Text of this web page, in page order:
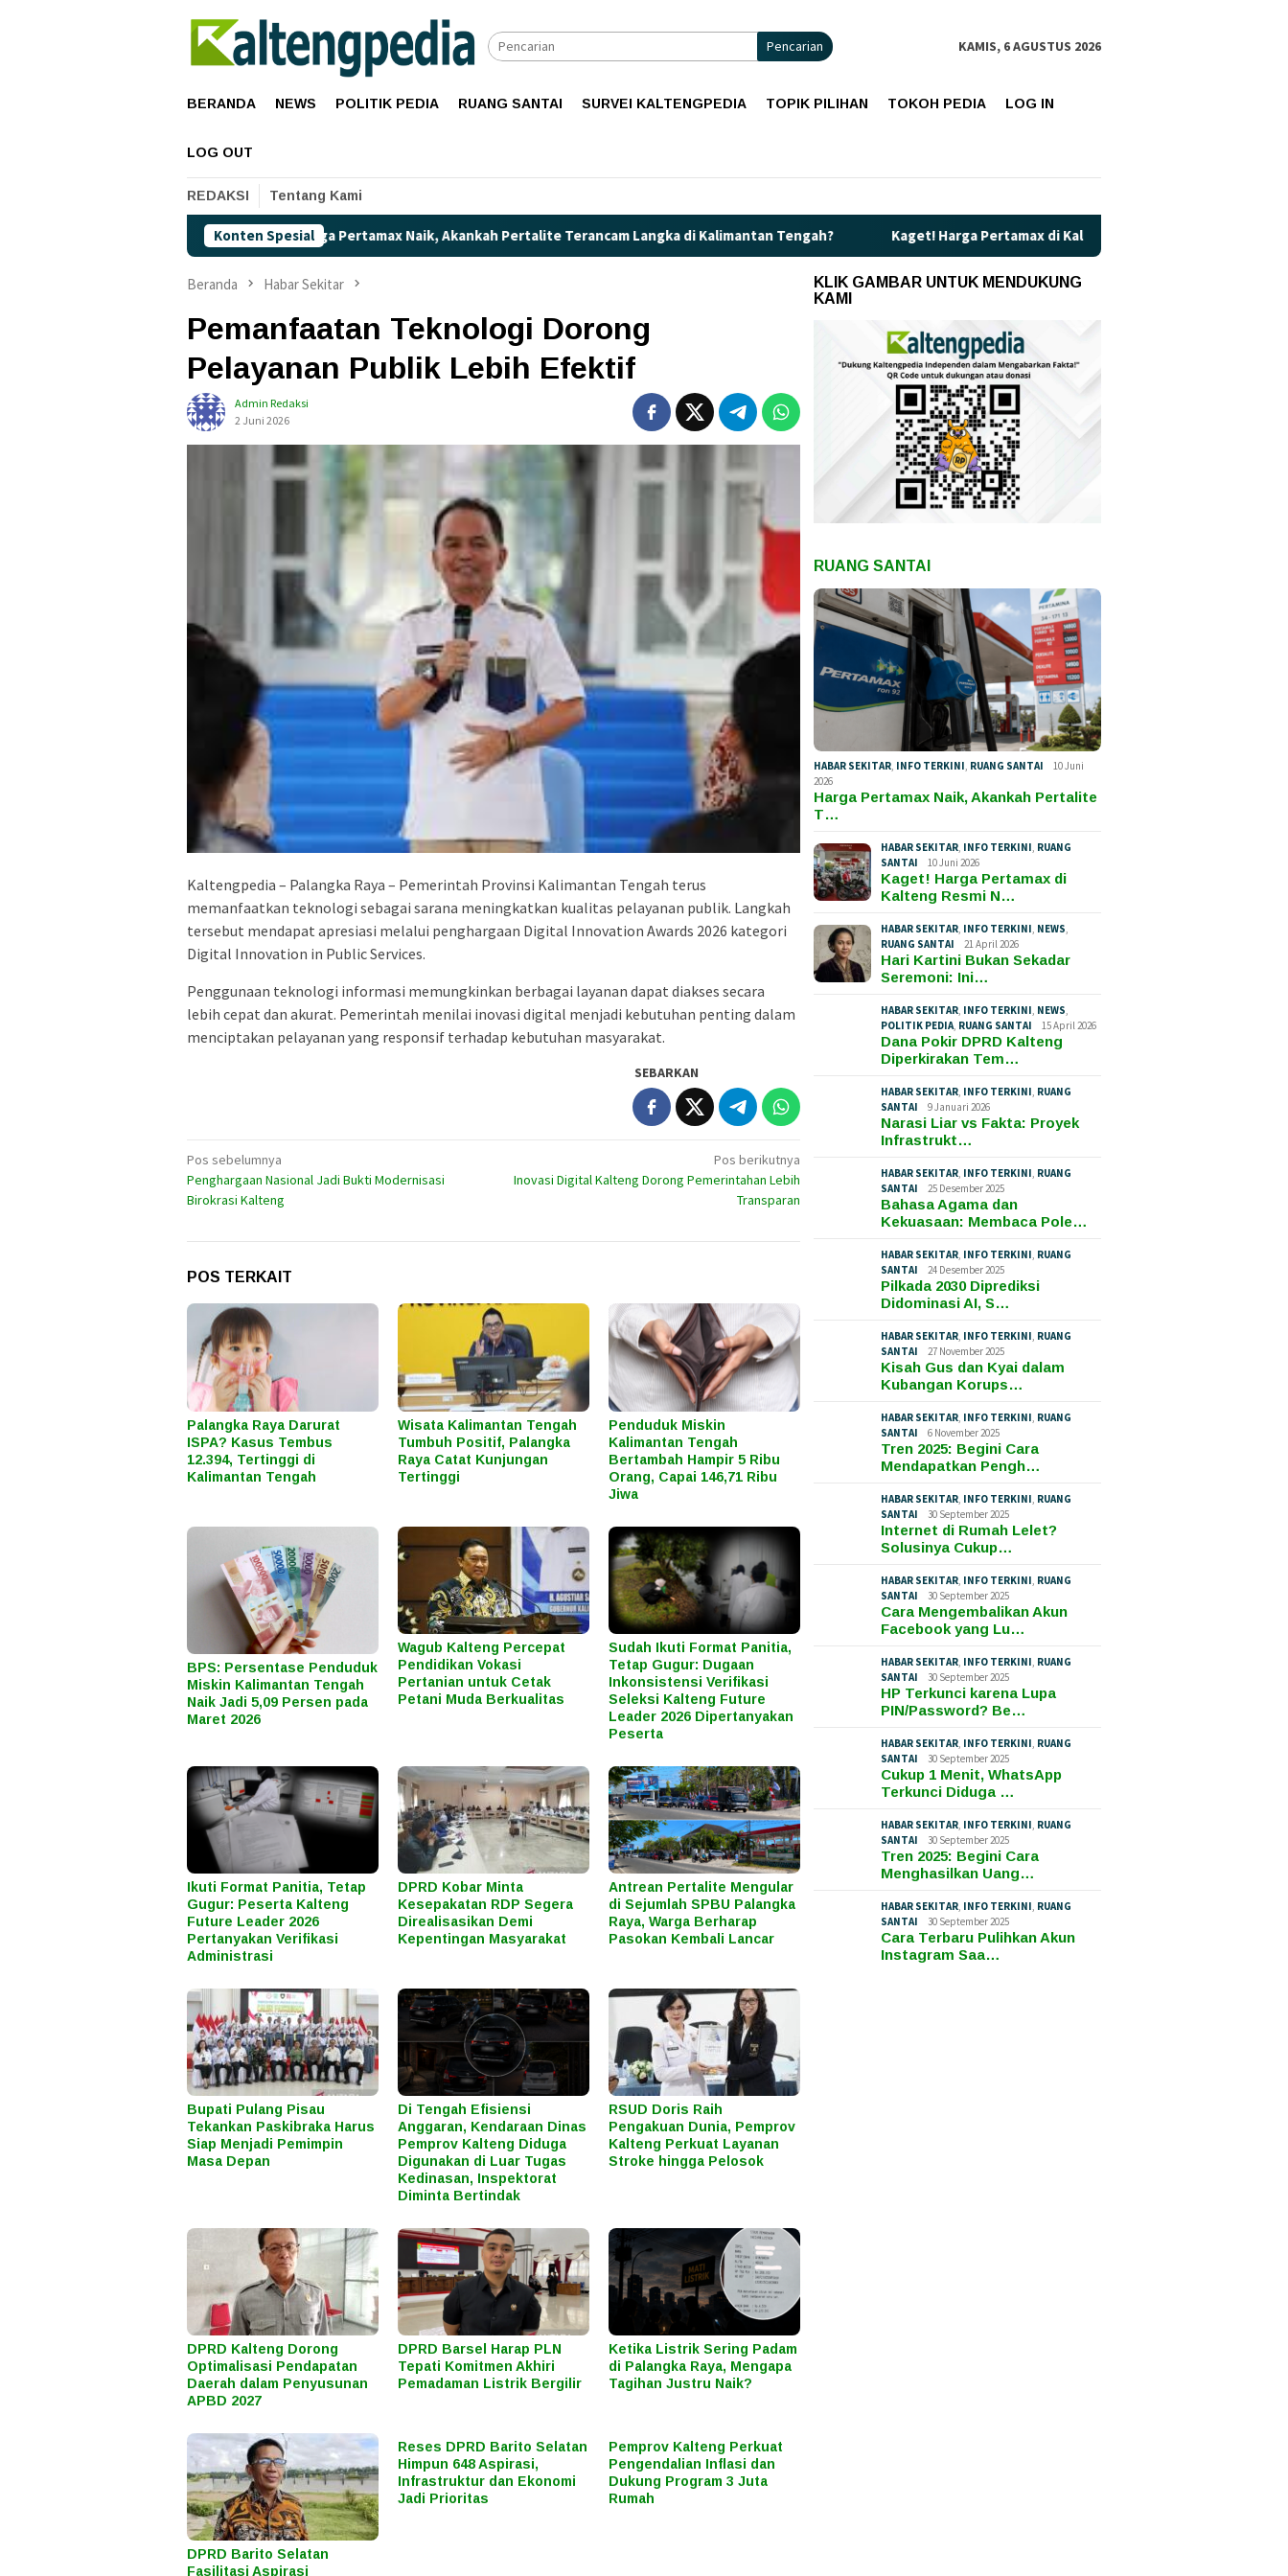
Pencarian KAMIS, 6 AGUSTUS 2026
BERANDA NEWS POLITIK PEDIA RUANG SANTAI SURVEI KALTENGPEDIA TOPIK PILIHAN TOKOH PEDIA LOG IN
LOG OUT
REDAKSI Tentang Kami
Konten Spesial
Harga Pertamax Naik, Akankah Pertalite Terancam Langka di Kalimantan Tengah? Kaget! Harga Pertamax di Kalteng Resmi Naik Jadi Rp16.650 per Liter
Beranda Habar Sekitar
Pemanfaatan Teknologi Dorong
Pelayanan Publik Lebih Efektif
Admin Redaksi
2 Juni 2026
Kaltengpedia – Palangka Raya – Pemerintah Provinsi Kalimantan Tengah terus
memanfaatkan teknologi sebagai sarana meningkatkan kualitas pelayanan publik. Langkah
tersebut mendapat apresiasi melalui penghargaan Digital Innovation Awards 2026 kategori
Digital Innovation in Public Services.
Penggunaan teknologi informasi memungkinkan berbagai layanan dapat diakses secara
lebih cepat dan akurat. Pemerintah menilai inovasi digital menjadi kebutuhan penting dalam
menciptakan pelayanan yang responsif terhadap kebutuhan masyarakat.
SEBARKAN
Navigasi
pos
Pos sebelumnya
Penghargaan Nasional Jadi Bukti Modernisasi
Birokrasi Kalteng
Pos berikutnya
Inovasi Digital Kalteng Dorong Pemerintahan Lebih
Transparan
POS TERKAIT
Palangka Raya Darurat
ISPA? Kasus Tembus
12.394, Tertinggi di
Kalimantan Tengah
Wisata Kalimantan Tengah
Tumbuh Positif, Palangka
Raya Catat Kunjungan
Tertinggi
Penduduk Miskin
Kalimantan Tengah
Bertambah Hampir 5 Ribu
Orang, Capai 146,71 Ribu
Jiwa
BPS: Persentase Penduduk
Miskin Kalimantan Tengah
Naik Jadi 5,09 Persen pada
Maret 2026
Wagub Kalteng Percepat
Pendidikan Vokasi
Pertanian untuk Cetak
Petani Muda Berkualitas
Sudah Ikuti Format Panitia,
Tetap Gugur: Dugaan
Inkonsistensi Verifikasi
Seleksi Kalteng Future
Leader 2026 Dipertanyakan
Peserta
Ikuti Format Panitia, Tetap
Gugur: Peserta Kalteng
Future Leader 2026
Pertanyakan Verifikasi
Administrasi
DPRD Kobar Minta
Kesepakatan RDP Segera
Direalisasikan Demi
Kepentingan Masyarakat
Antrean Pertalite Mengular
di Sejumlah SPBU Palangka
Raya, Warga Berharap
Pasokan Kembali Lancar
Bupati Pulang Pisau
Tekankan Paskibraka Harus
Siap Menjadi Pemimpin
Masa Depan
Di Tengah Efisiensi
Anggaran, Kendaraan Dinas
Pemprov Kalteng Diduga
Digunakan di Luar Tugas
Kedinasan, Inspektorat
Diminta Bertindak
RSUD Doris Raih
Pengakuan Dunia, Pemprov
Kalteng Perkuat Layanan
Stroke hingga Pelosok
DPRD Kalteng Dorong
Optimalisasi Pendapatan
Daerah dalam Penyusunan
APBD 2027
DPRD Barsel Harap PLN
Tepati Komitmen Akhiri
Pemadaman Listrik Bergilir
Ketika Listrik Sering Padam
di Palangka Raya, Mengapa
Tagihan Justru Naik?
DPRD Barito Selatan
Fasilitasi Aspirasi
Reses DPRD Barito Selatan
Himpun 648 Aspirasi,
Infrastruktur dan Ekonomi
Jadi Prioritas
Pemprov Kalteng Perkuat
Pengendalian Inflasi dan
Dukung Program 3 Juta
Rumah
KLIK GAMBAR UNTUK MENDUKUNG
KAMI
RUANG SANTAI
HABAR SEKITAR INFO TERKINI RUANG SANTAI
10 Juni
2026
Harga Pertamax Naik, Akankah Pertalite
T…
HABAR SEKITAR INFO TERKINI RUANG
SANTAI
10 Juni 2026
Kaget! Harga Pertamax di
Kalteng Resmi N…
HABAR SEKITAR INFO TERKINI NEWS
RUANG SANTAI
21 April 2026
Hari Kartini Bukan Sekadar
Seremoni: Ini…
HABAR SEKITAR INFO TERKINI NEWS
POLITIK PEDIA RUANG SANTAI 15 April 2026
Dana Pokir DPRD Kalteng
Diperkirakan Tem…
HABAR SEKITAR INFO TERKINI RUANG
SANTAI
9 Januari 2026
Narasi Liar vs Fakta: Proyek
Infrastrukt…
HABAR SEKITAR INFO TERKINI RUANG
SANTAI
25 Desember 2025
Bahasa Agama dan
Kekuasaan: Membaca Pole…
HABAR SEKITAR INFO TERKINI RUANG
SANTAI
24 Desember 2025
Pilkada 2030 Diprediksi
Didominasi AI, S…
HABAR SEKITAR INFO TERKINI RUANG
SANTAI
27 November 2025
Kisah Gus dan Kyai dalam
Kubangan Korups…
HABAR SEKITAR INFO TERKINI RUANG
SANTAI
6 November 2025
Tren 2025: Begini Cara
Mendapatkan Pengh…
HABAR SEKITAR INFO TERKINI RUANG
SANTAI
30 September 2025
Internet di Rumah Lelet?
Solusinya Cukup…
HABAR SEKITAR INFO TERKINI RUANG
SANTAI
30 September 2025
Cara Mengembalikan Akun
Facebook yang Lu…
HABAR SEKITAR INFO TERKINI RUANG
SANTAI
30 September 2025
HP Terkunci karena Lupa
PIN/Password? Be…
HABAR SEKITAR INFO TERKINI RUANG
SANTAI
30 September 2025
Cukup 1 Menit, WhatsApp
Terkunci Diduga …
HABAR SEKITAR INFO TERKINI RUANG
SANTAI
30 September 2025
Tren 2025: Begini Cara
Menghasilkan Uang…
HABAR SEKITAR INFO TERKINI RUANG
SANTAI
30 September 2025
Cara Terbaru Pulihkan Akun
Instagram Saa…